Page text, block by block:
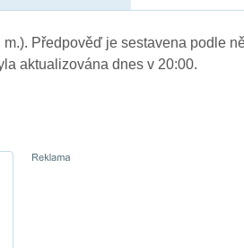
Předpověď je sestavena podle
aktualizována dnes v 20:00.